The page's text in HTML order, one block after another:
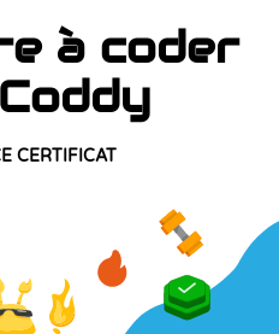
à coder
CERTIFICAT